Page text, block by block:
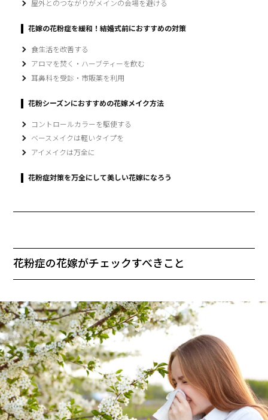
屋外とのつながりがメインの会場を避ける
花嫁の花粉症を緩和！結婚式前におすすめの対策
食生活を改善する
アロマを焚く・ハーブティーを飲む
耳鼻科を受診・市販薬を利用
花粉シーズンにおすすめの花嫁メイク方法
コントロールカラーを駆使する
ベースメイクは軽いタイプを
アイメイクは万全に
花粉症対策を万全にして美しい花嫁になろう
花粉症の花嫁がチェックすべきこと